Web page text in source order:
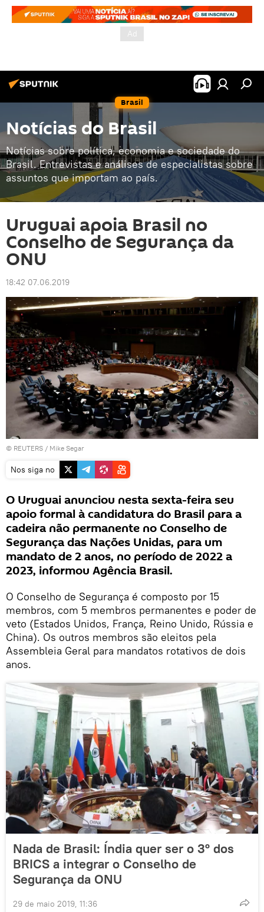
Brasil
Notícias do Brasil
Notícias sobre política, economia e sociedade do
Brasil. Entrevistas e análises de especialistas sobre
assuntos que importam ao país.
Uruguai apoia Brasil no
Conselho de Segurança da
ONU
18:42 07.06.2019
© REUTERS / Mike Segar
Nos siga no
O Uruguai anunciou nesta sexta-feira seu
apoio formal à candidatura do Brasil para a
cadeira não permanente no Conselho de
Segurança das Nações Unidas, para um
mandato de 2 anos, no período de 2022 a
2023, informou Agência Brasil.
O Conselho de Segurança é composto por 15
membros, com 5 membros permanentes e poder de
veto (Estados Unidos, França, Reino Unido, Rússia e
China). Os outros membros são eleitos pela
Assembleia Geral para mandatos rotativos de dois
anos.
Nada de Brasil: Índia quer ser o 3º dos
BRICS a integrar o Conselho de
Segurança da ONU
29 de maio 2019, 11:36